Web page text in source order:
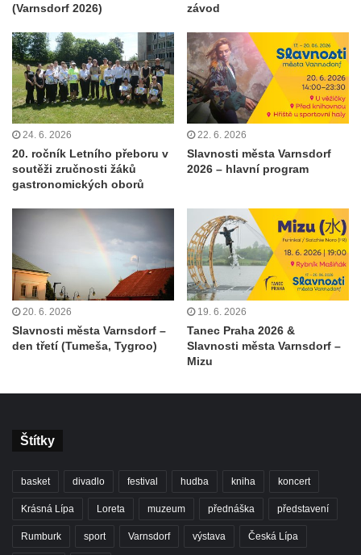
(Varnsdorf 2026)
závod
24. 6. 2026
20. ročník Letního přeboru v
soutěži zručnosti žáků
gastronomických oborů
22. 6. 2026
Slavnosti města Varnsdorf
2026 – hlavní program
20. 6. 2026
Slavnosti města Varnsdorf –
den třetí (Tumeša, Tygroo)
19. 6. 2026
Tanec Praha 2026 &
Slavnosti města Varnsdorf –
Mizu
Štítky
basket divadlo festival hudba kniha koncert
Krásná Lípa Loreta muzeum přednáška představení
Rumburk sport Varnsdorf výstava Česká Lípa